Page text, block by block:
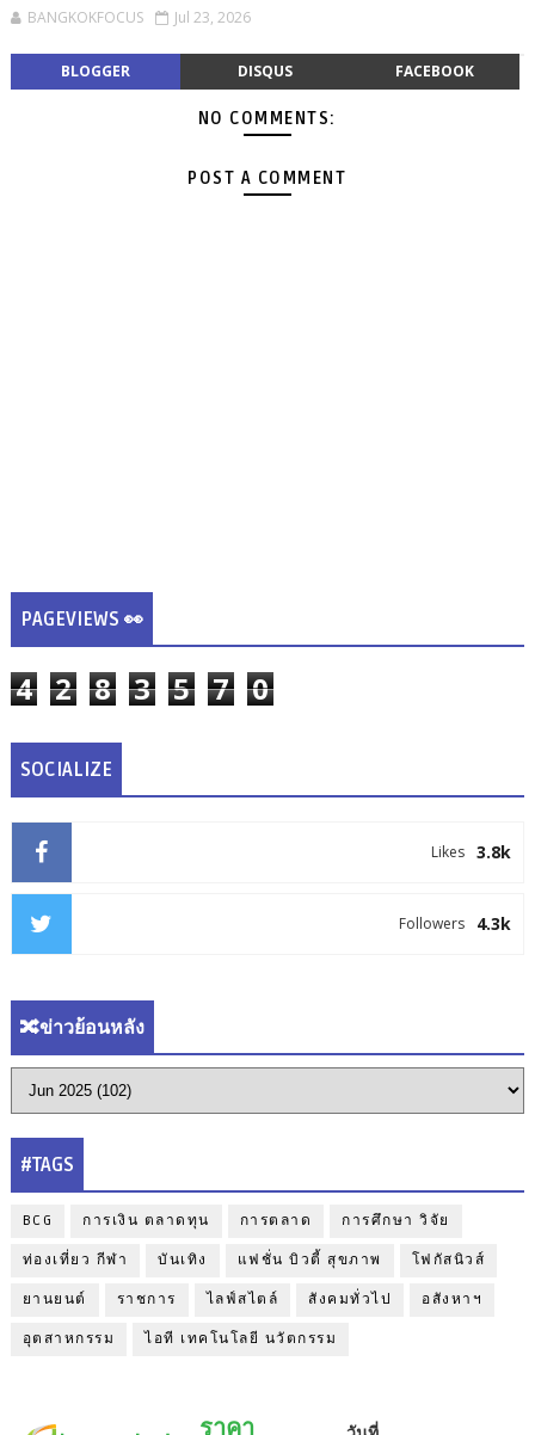
BANGKOKFOCUS Jul 23, 2026
BLOGGER DISQUS FACEBOOK
NO COMMENTS:
POST A COMMENT
PAGEVIEWS 👀
4 2 8 3 5 7 0
SOCIALIZE
3.8k
Likes
4.3k
Followers
🔀ข่าวย้อนหลัง
#TAGS
BCG การเงิน ตลาดทุน การตลาด การศึกษา วิจัย
ท่องเที่ยว กีฬา บันเทิง แฟชั่น บิวตี้ สุขภาพ โฟกัสนิวส์
ยานยนต์ ราชการ ไลฟ์สไตล์ สังคมทั่วไป อสังหาฯ
อุตสาหกรรม ไอที เทคโนโลยี นวัตกรรม